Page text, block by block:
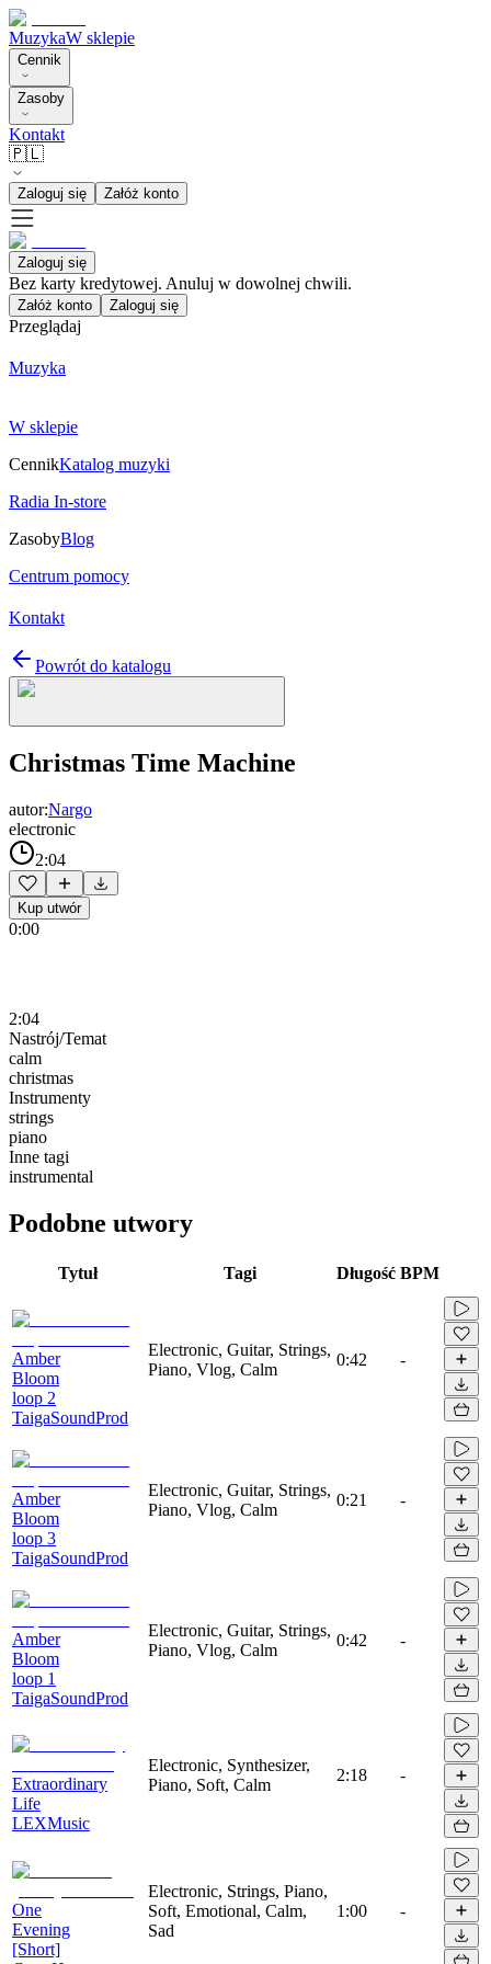
MuzykaW sklepie
Cennik
Zasoby
Kontakt
🇵🇱
Zaloguj się Załóż konto
Zaloguj się
Bez karty kredytowej. Anuluj w dowolnej chwili.
Załóż konto Zaloguj się
Przeglądaj
Muzyka
W sklepie
CennikKatalog muzyki
Radia In-store
ZasobyBlog
Centrum pomocy
Kontakt
Powrót do katalogu
Christmas Time Machine
autor:Nargo
electronic
2:04
Kup utwór
0:00
2:04
Nastrój/Temat
calm
christmas
Instrumenty
strings
piano
Inne tagi
instrumental
Podobne utwory
Tytuł Tagi Długość BPM
Amber
Bloom
loop 2
TaigaSoundProd
Electronic, Guitar, Strings,
Piano, Vlog, Calm
0:42 -
Amber
Bloom
loop 3
TaigaSoundProd
Electronic, Guitar, Strings,
Piano, Vlog, Calm
0:21 -
Amber
Bloom
loop 1
TaigaSoundProd
Electronic, Guitar, Strings,
Piano, Vlog, Calm
0:42 -
Extraordinary
Life
LEXMusic
Electronic, Synthesizer,
Piano, Soft, Calm
2:18 -
One
Evening
[Short]
Electronic, Strings, Piano,
Soft, Emotional, Calm,
Sad
1:00 -